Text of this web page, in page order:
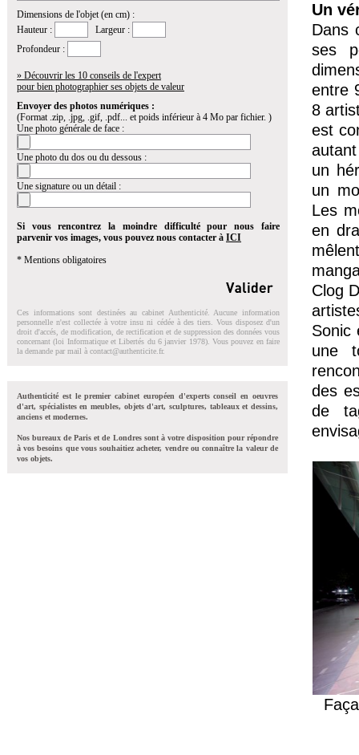
Dimensions de l'objet (en cm) :
Hauteur :
Largeur :
Profondeur :
» Découvrir les 10 conseils de l'expert
pour bien photographier ses objets de valeur
Envoyer des photos numériques :
(Format .zip, .jpg, .gif, .pdf... et poids inférieur à 4 Mo par fichier. )
Une photo générale de face :
Une photo du dos ou du dessous :
Une signature ou un détail :
Si vous rencontrez la moindre difficulté pour nous faire
parvenir vos images, vous pouvez nous contacter à ICI
* Mentions obligatoires
Ces informations sont destinées au cabinet Authenticité. Aucune information
personnelle n'est collectée à votre insu ni cédée à des tiers. Vous disposez d'un
droit d'accés, de modification, de rectification et de suppression des données vous
concernant (loi Informatique et Libertés du 6 janvier 1978). Vous pouvez en faire
la demande par mail à contact@authenticite.fr.
Authenticité est le premier cabinet européen d'experts conseil en oeuvres
d'art, spécialistes en meubles, objets d'art, sculptures, tableaux et dessins,
anciens et modernes.
Nos bureaux de Paris et de Londres sont à votre disposition pour répondre
à vos besoins que vous souhaitiez acheter, vendre ou connaître la valeur de
vos objets.
Un
Dans
ses
entre
8
est
un
un
Les
en
Clog
Sonic
une
des
de